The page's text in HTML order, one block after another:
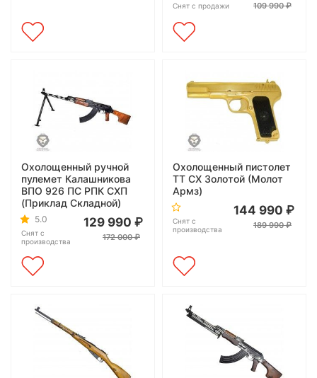
Снят с продажи 109 990
Охолощенный ручной
пулемет Калашникова
ВПО 926 ПС РПК СХП
(Приклад Складной)
5.0
Снят с
производства
129 990
172 000
Охолощенный пистолет
ТТ СХ Золотой (Молот
Армз)
Снят с
производства
144 990
189 990